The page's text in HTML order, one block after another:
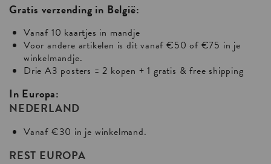
Gratis verzending in België:
Vanaf 10 kaartjes in mandje
Voor andere artikelen is dit vanaf €50 of €75 in je
winkelmandje.
Drie A3 posters = 2 kopen + 1 gratis & free shipping
In Europa:
NEDERLAND
Vanaf €30 in je winkelmand.
REST EUROPA